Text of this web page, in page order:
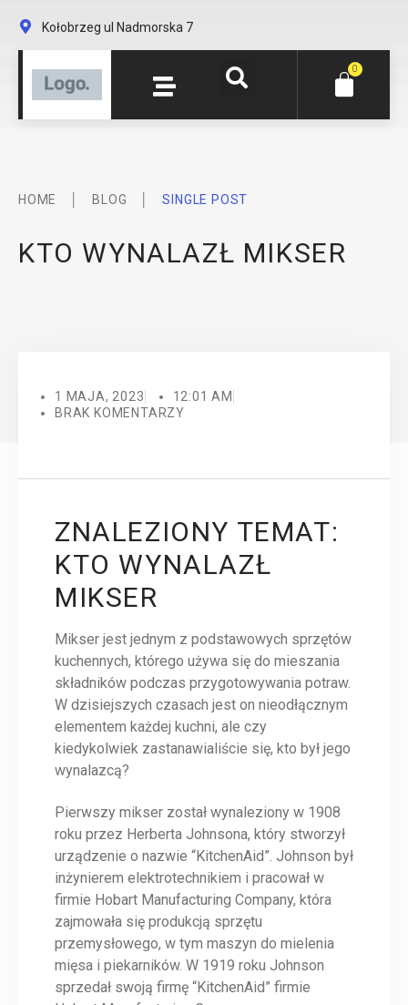
Kołobrzeg ul Nadmorska 7
0
HOME BLOG SINGLE POST
KTO WYNALAZŁ MIKSER
1 MAJA, 2023
12:01 AM
BRAK KOMENTARZY
ZNALEZIONY TEMAT:
KTO WYNALAZŁ
MIKSER
Mikser jest jednym z podstawowych sprzętów
kuchennych, którego używa się do mieszania
składników podczas przygotowywania potraw.
W dzisiejszych czasach jest on nieodłącznym
elementem każdej kuchni, ale czy
kiedykolwiek zastanawialiście się, kto był jego
wynalazcą?
Pierwszy mikser został wynaleziony w 1908
roku przez Herberta Johnsona, który stworzył
urządzenie o nazwie “KitchenAid”. Johnson był
inżynierem elektrotechnikiem i pracował w
firmie Hobart Manufacturing Company, która
zajmowała się produkcją sprzętu
przemysłowego, w tym maszyn do mielenia
mięsa i piekarników. W 1919 roku Johnson
sprzedał swoją firmę “KitchenAid” firmie